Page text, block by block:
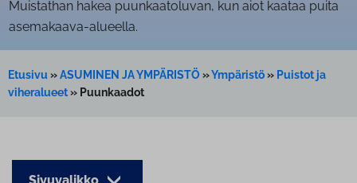
Muistathan hakea puunkaatoluvan, kun aiot kaataa puita
asemakaava-alueella.
Etusivu »ASUMINEN JA YMPÄRISTÖ »Ympäristö» Puistot ja
viheralueet» Puunkaadot